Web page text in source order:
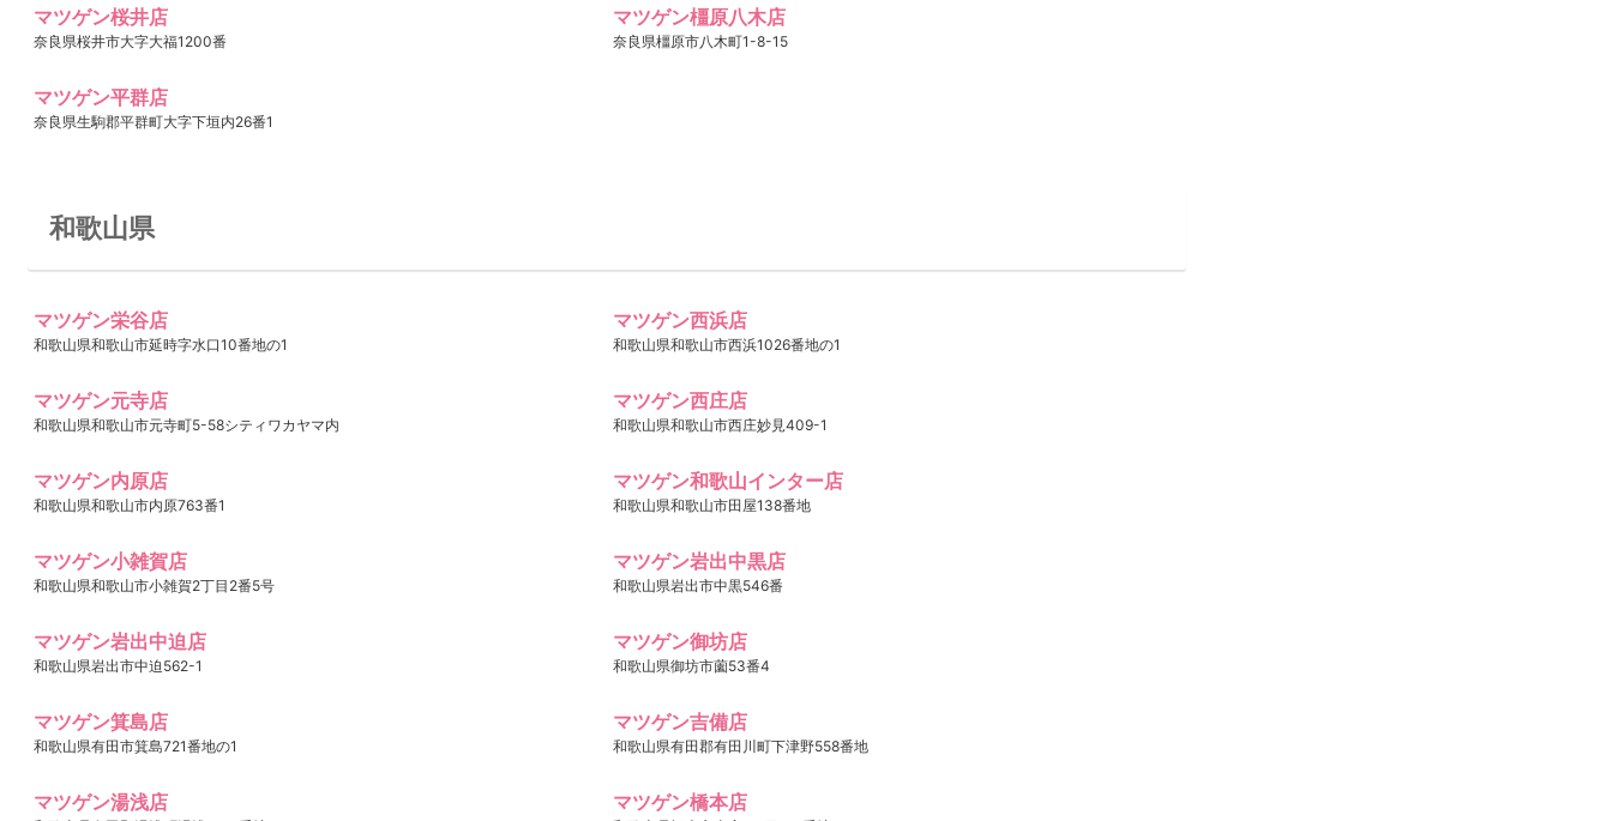
マツゲン桜井店
奈良県桜井市大字大福1200番
マツゲン橿原八木店
奈良県橿原市八木町1-8-15
マツゲン平群店
奈良県生駒郡平群町大字下垣内26番1
和歌山県
マツゲン栄谷店
和歌山県和歌山市延時字水口10番地の1
マツゲン西浜店
和歌山県和歌山市西浜1026番地の1
マツゲン元寺店
和歌山県和歌山市元寺町5-58シティワカヤマ内
マツゲン西庄店
和歌山県和歌山市西庄妙見409-1
マツゲン内原店
和歌山県和歌山市内原763番1
マツゲン和歌山インター店
和歌山県和歌山市田屋138番地
マツゲン小雑賀店
和歌山県和歌山市小雑賀2丁目2番5号
マツゲン岩出中黒店
和歌山県岩出市中黒546番
マツゲン岩出中迫店
和歌山県岩出市中迫562-1
マツゲン御坊店
和歌山県御坊市薗53番4
マツゲン箕島店
和歌山県有田市箕島721番地の1
マツゲン吉備店
和歌山県有田郡有田川町下津野558番地
マツゲン湯浅店 マツゲン橋本店